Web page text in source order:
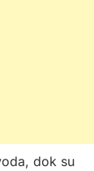
dok su